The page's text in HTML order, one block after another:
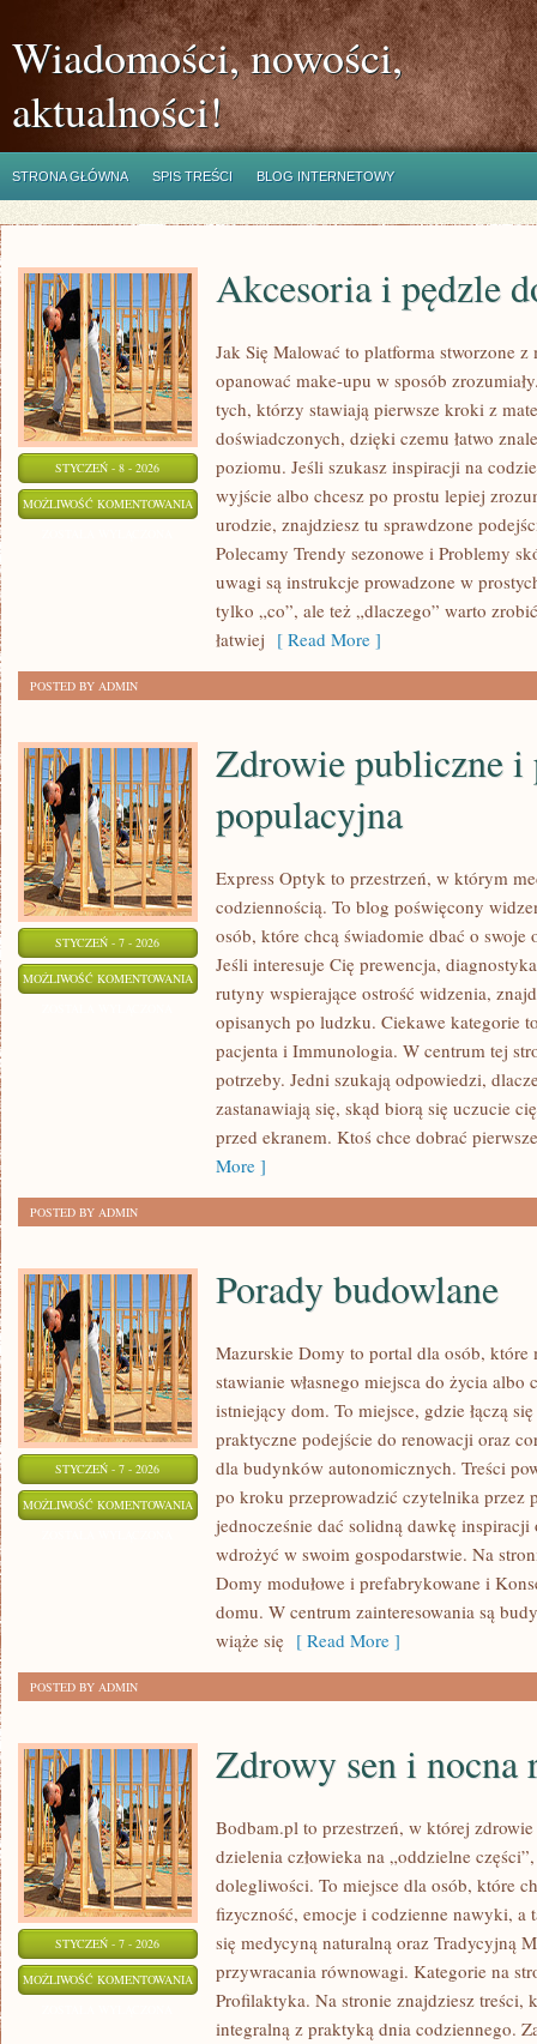
Wiadomości, nowości,
aktualności!
STRONA GŁÓWNA SPIS TREŚCI BLOG INTERNETOWY
STYCZEŃ - 8 - 2026
MOŻLIWOŚĆ KOMENTOWANIA AKCESORIA
PĘDZLE
MAKIJAŻU
Akcesoria i pędzle
Jak Się Malować to platforma stworzone
opanować make-upu w sposób
tych, którzy stawiają pierwsze kroki z
doświadczonych, dzięki czemu łatwo
poziomu. Jeśli szukasz inspiracji na
wyjście albo chcesz po prostu lepiej
urodzie, znajdziesz tu sprawdzone
Polecamy Trendy sezonowe i Problemy
uwagi są instrukcje prowadzone w
tylko „co”, ale też „dlaczego” warto
łatwiej [ Read More ]
POSTED BY ADMIN
STYCZEŃ - 7 - 2026
MOŻLIWOŚĆ KOMENTOWANIA
PUBLICZNE
PROFILAKTYKA
Zdrowie publiczne
populacyjna
Express Optyk to przestrzeń, w którym
codziennością. To blog poświęcony
osób, które chcą świadomie dbać o
Jeśli interesuje Cię prewencja,
rutyny wspierające ostrość widzenia,
opisanych po ludzku. Ciekawe kategorie
pacjenta i Immunologia. W centrum tej
potrzeby. Jedni szukają odpowiedzi,
zastanawiają się, skąd biorą się uczucie
przed ekranem. Ktoś chce dobrać
More ]
POSTED BY ADMIN
STYCZEŃ - 7 - 2026
MOŻLIWOŚĆ KOMENTOWANIA PORADY
BUDOWLANE
Porady budowlane
Mazurskie Domy to portal dla osób, które
stawianie własnego miejsca do życia albo
istniejący dom. To miejsce, gdzie łączą
praktyczne podejście do renowacji oraz
dla budynków autonomicznych. Treści
po kroku przeprowadzić czytelnika przez
jednocześnie dać solidną dawkę
wdrożyć w swoim gospodarstwie. Na
Domy modułowe i prefabrykowane i
domu. W centrum zainteresowania są
wiąże się [ Read More ]
POSTED BY ADMIN
STYCZEŃ - 7 - 2026
MOŻLIWOŚĆ KOMENTOWANIA ZDROWY
Zdrowy sen i nocna
Bodbam.pl to przestrzeń, w której zdrowie
dzielenia człowieka na „oddzielne
dolegliwości. To miejsce dla osób, które
fizyczność, emocje i codzienne nawyki, a
się medycyną naturalną oraz Tradycyjną
przywracania równowagi. Kategorie na
Profilaktyka. Na stronie znajdziesz treści,
integralną z praktyką dnia codziennego.